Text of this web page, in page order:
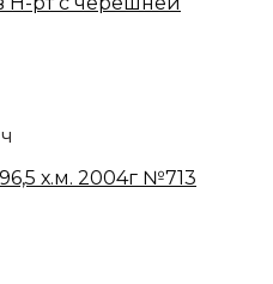
х.м. 2004г №713